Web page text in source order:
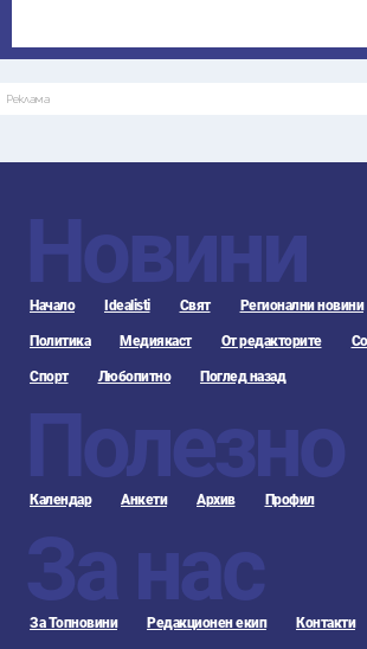
Реклама
Новини
Начало Idealisti Свят Регионални новини
Политика Медиякаст От редакторите
Спорт Любопитно Поглед назад
Полезно
Календар Анкети Архив Профил
За нас
За Топновини Редакционен екип Контакти